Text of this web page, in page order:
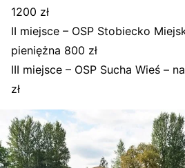
1200 zł
II miejsce – OSP Stobiecko
pieniężna 800 zł
III miejsce – OSP Sucha Wieś –
zł